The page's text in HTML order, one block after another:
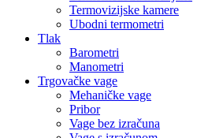
Termovizijske kamere
Ubodni termometri
Tlak
Barometri
Manometri
Trgovačke vage
Mehaničke vage
Pribor
Vage bez izračuna